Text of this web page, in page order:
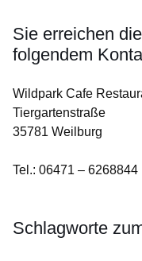
Sie erreichen
folgendem
Wildpark Cafe
Tiergartenstraße
35781 Weilburg
Tel.: 06471 – 6268844
Schlagworte